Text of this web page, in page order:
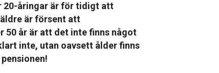
20-åringar är för tidigt att
är försent att
50 år är att det inte finns något
inte, utan oavsett ålder finns